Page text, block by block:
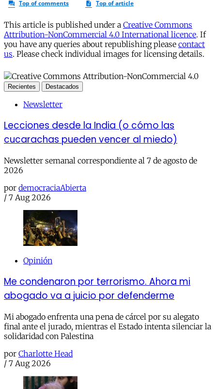
This article is published under a Creative Commons
Attribution-NonCommercial 4.0 International licence. If
you have any queries about republishing please contact
us. Please check individual images for licensing details.
Recientes Destacados
Newsletter
Lecciones desde la India (o cómo las
cucarachas pueden vencer al miedo)
Newsletter semanal correspondiente al 7 de agosto de
2026
por democraciaAbierta
/ 7 Aug 2026
Opinión
Me condenaron por terrorismo. Ahora mi
abogado va a juicio por defenderme
Mi abogado enfrenta una pena de cárcel por su alegato
final ante el jurado, mientras el Estado intenta silenciar la
solidaridad con Palestina
por Charlotte Head
/ 7 Aug 2026